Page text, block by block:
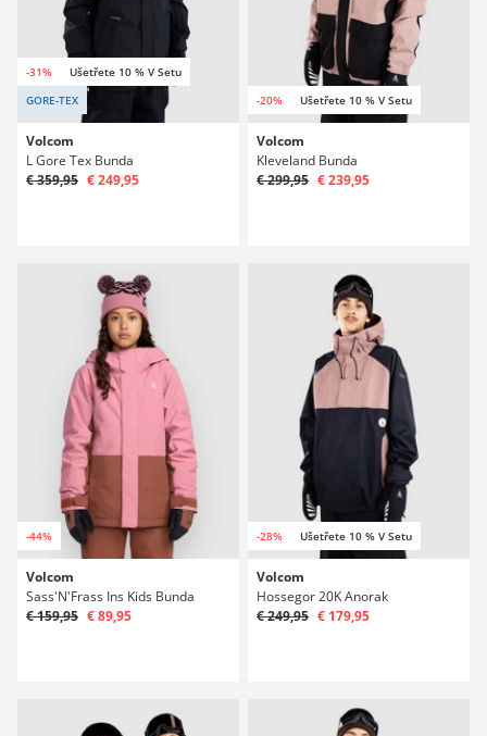
-31%
Ušetřete 10 % V Setu
GORE-TEX
Volcom
L Gore Tex Bunda
€ 359,95 € 249,95
-20% Ušetřete 10 % V Setu
Volcom
Kleveland Bunda
€ 299,95 € 239,95
-44%
Volcom
Sass'N'Frass Ins Kids Bunda
€ 159,95 € 89,95
-28% Ušetřete 10 % V Setu
Volcom
Hossegor 20K Anorak
€ 249,95 € 179,95